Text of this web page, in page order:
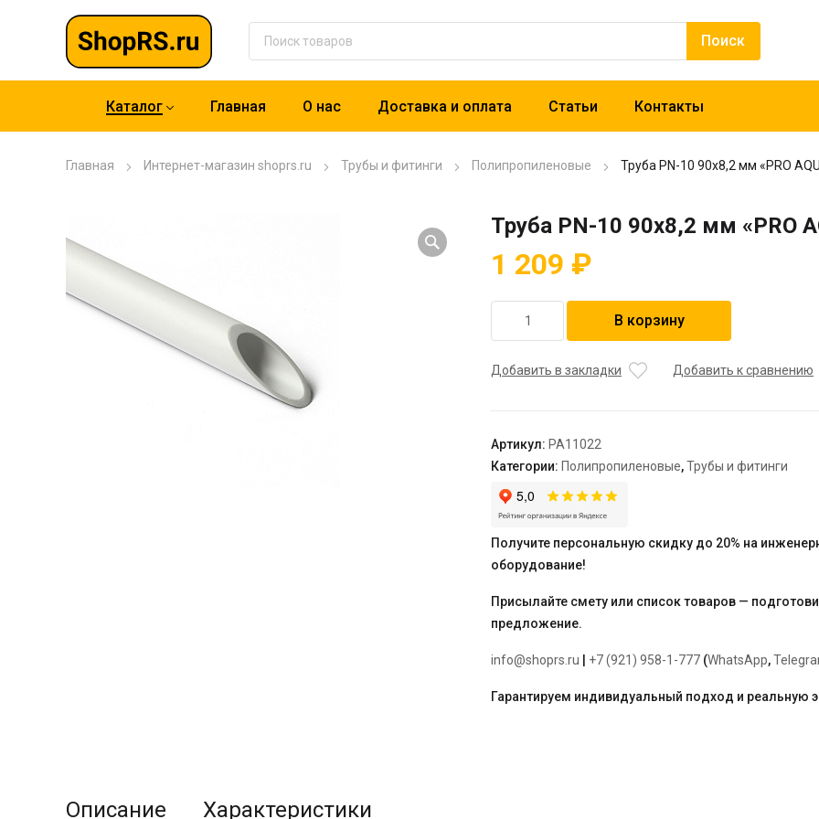
Каталог Главная О нас Доставка и оплата Статьи Контакты
Главная Интернет-магазин shoprs.ru Трубы и фитинги Полипропиленовые Труба PN-10 90х8,2 мм «PRO
Труба PN-10 90х8,2 мм «PRO
1 209 ₽
товара
PN-
"PRO
AQUA"
В корзину
Добавить в закладки Добавить к сравнению
Артикул: PA11022
Категории: Полипропиленовые,Трубы и фитинги
Получите персональную скидку до 20% на
оборудование!
Присылайте смету или список товаров —
предложение.
info@shoprs.ru +7 (921) 958-1-777 (WhatsApp,
Гарантируем индивидуальный подход и реальную
Описание Характеристики